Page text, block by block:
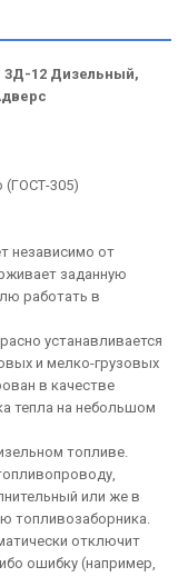
3Д-12 Дизельный,
(ГОСТ-305)
независимо от
заданную
работать в
устанавливается
и мелко-грузовых
в качестве
тепла на небольшом
топливе.
или же в
топливозаборника.
отключит
ошибку (например,